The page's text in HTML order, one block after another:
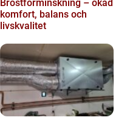
Bröstförminskning – ökad
komfort, balans och
livskvalitet